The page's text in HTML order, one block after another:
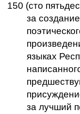
150 (сто
за
языках
за лучший